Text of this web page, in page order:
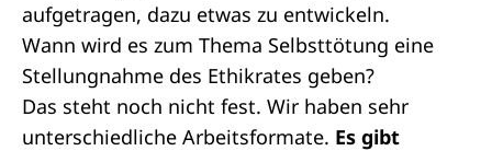
aufgetragen, dazu etwas zu entwickeln.
Wann wird es zum Thema Selbsttötung eine
Stellungnahme des Ethikrates geben?
Das steht noch nicht fest. Wir haben sehr
unterschiedliche Arbeitsformate. Es gibt